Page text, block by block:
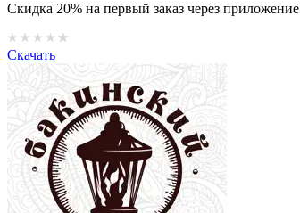
Скидка 20% на первый заказ через приложение
Скачать